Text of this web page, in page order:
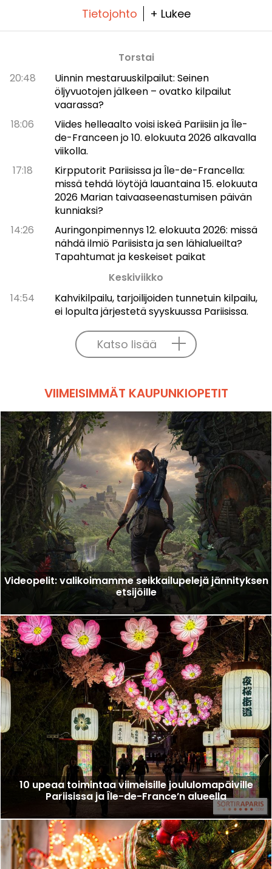
Tietojohto + Lukee
Torstai
20:48
Uinnin mestaruuskilpailut: Seinen
öljyvuotojen jälkeen – ovatko kilpailut
vaarassa?
18:06
Viides helleaalto voisi iskeä Pariisiin ja Île-
de-Franceen jo 10. elokuuta 2026 alkavalla
viikolla.
17:18
Kirpputorit Pariisissa ja Île-de-Francella:
missä tehdä löytöjä lauantaina 15. elokuuta
2026 Marian taivaaseenastumisen päivän
kunniaksi?
14:26
Auringonpimennys 12. elokuuta 2026: missä
nähdä ilmiö Pariisista ja sen lähialueilta?
Tapahtumat ja keskeiset paikat
Keskiviikko
14:54
Kahvikilpailu, tarjoilijoiden tunnetuin kilpailu,
ei lopulta järjestetä syyskuussa Pariisissa.
Katso lisää
VIIMEISIMMÄT KAUPUNKIOPETIT
Videopelit: valikoimamme seikkailupelejä jännityksen
etsijöille
10 upeaa toimintaa viimeisille joululomapäiville
Pariisissa ja Île-de-France’n alueella